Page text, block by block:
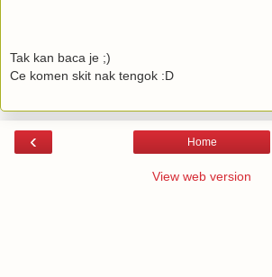
Tak kan baca je ;)
Ce komen skit nak tengok :D
‹ Home
View web version